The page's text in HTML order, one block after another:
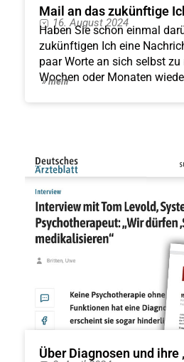
Mail an das zukünftige
16. August 2024
Haben Sie schon einmal
zukünftigen Ich eine
paar Worte an sich selbst
Wochen oder Monaten
» mehr
Über Diagnosen und ihre